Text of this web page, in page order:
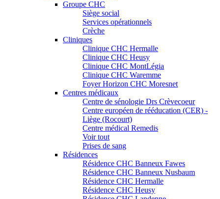
Groupe CHC
Siège social
Services opérationnels
Crèche
Cliniques
Clinique CHC Hermalle
Clinique CHC Heusy
Clinique CHC MontLégia
Clinique CHC Waremme
Foyer Horizon CHC Moresnet
Centres médicaux
Centre de sénologie Drs Crèvecoeur
Centre européen de rééducation (CER) -
Liège (Rocourt)
Centre médical Remedis
Voir tout
Prises de sang
Résidences
Résidence CHC Banneux Fawes
Résidence CHC Banneux Nusbaum
Résidence CHC Hermalle
Résidence CHC Heusy